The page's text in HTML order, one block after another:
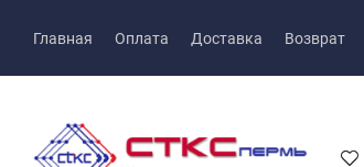
Главная Оплата Доставка Возврат